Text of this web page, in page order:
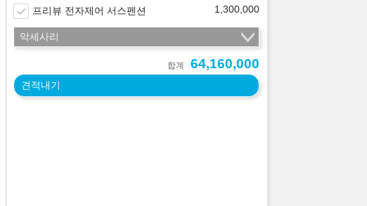
프리뷰 전자제어 서스펜션 1,300,000
악세사리
합계 64,160,000
견적내기